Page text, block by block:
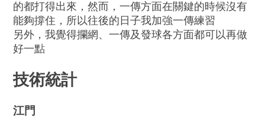
的都打得出來，然而，一傳方面在關鍵的時候沒有
能夠撐住，所以往後的日子我加強一傳練習
另外，我覺得攔網、一傳及發球各方面都可以再做
好一點
技術統計
江門